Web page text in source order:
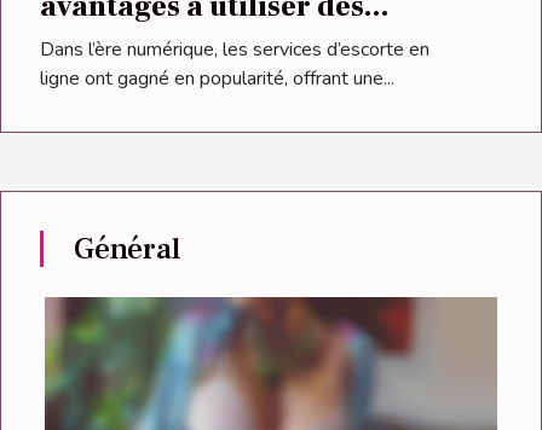
services d’escortes en ligne ?
Dans l’ère numérique, les services d’escorte en
ligne ont gagné en popularité, offrant une...
Général